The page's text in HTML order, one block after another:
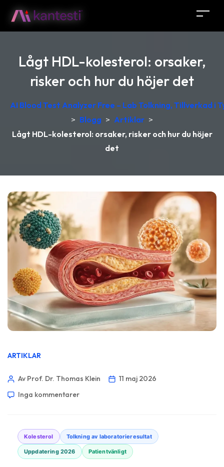
Lågt HDL-kolesterol: orsaker,
risker och hur du höjer det
AI Blood Test Analyzer Free – Lab Tolkning, Tillverkad i
> Blogg > Artiklar >
Lågt HDL-kolesterol: orsaker, risker och hur du höjer
det
ARTIKLAR
Av Prof. Dr. Thomas Klein
11 maj 2026
Inga kommentarer
Kolesterol Tolkning av laboratorieresultat
Uppdatering 2026 Patientvänligt